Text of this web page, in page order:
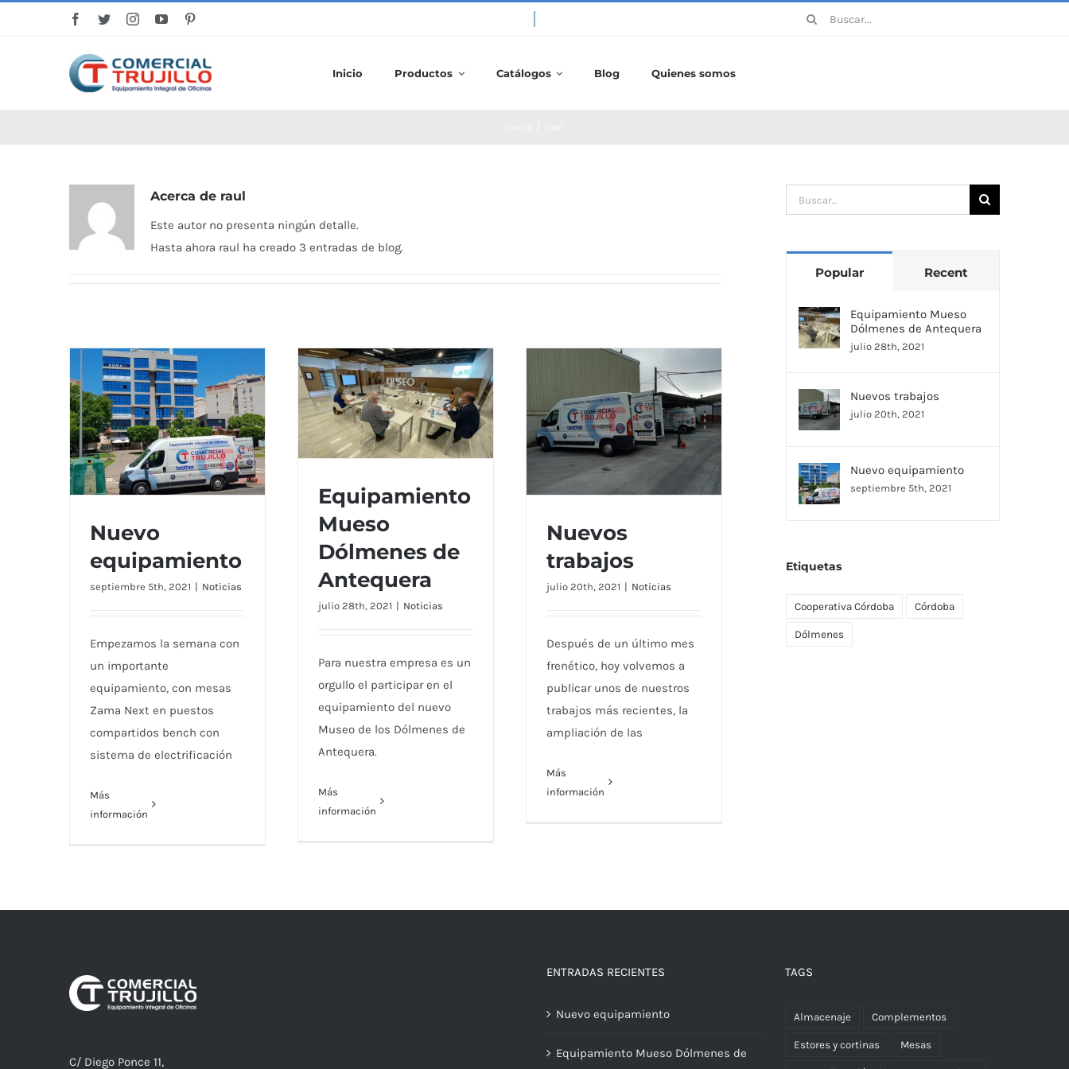
Buscar:
Inicio Productos Catálogos Blog Quienes somos
Acerca de raul
Este autor no presenta ningún detalle.
Hasta ahora raul ha creado 3 entradas de blog.
Nuevo equipamiento
Nuevo
equipamiento
septiembre 5th, 2021 | Noticias
Empezamos la semana con
un importante
equipamiento, con mesas
Zama Next en puestos
compartidos bench con
sistema de electrificación
Más
información
Equipamiento Mueso
Dólmenes de Antequera
Equipamiento
Mueso
Dólmenes de
Antequera
julio 28th, 2021 | Noticias
Para nuestra empresa es un
orgullo el participar en el
equipamiento del nuevo
Museo de los Dólmenes de
Antequera.
Más
información
Nuevos trabajos
Nuevos
trabajos
julio 20th, 2021 | Noticias
Después de un último mes
frenético, hoy volvemos a
publicar unos de nuestros
trabajos más recientes, la
ampliación de las
Más
información
Buscar:
Popular Recent
Equipamiento Mueso
Dólmenes de Antequera
julio 28th, 2021
Nuevos trabajos
julio 20th, 2021
Nuevo equipamiento
septiembre 5th, 2021
Etiquetas
Cooperativa Córdoba Córdoba
Dólmenes
C/ Diego Ponce 11,
ENTRADAS RECIENTES
Nuevo equipamiento
Equipamiento Mueso Dólmenes de
TAGS
Almacenaje Complementos
Estores y cortinas Mesas